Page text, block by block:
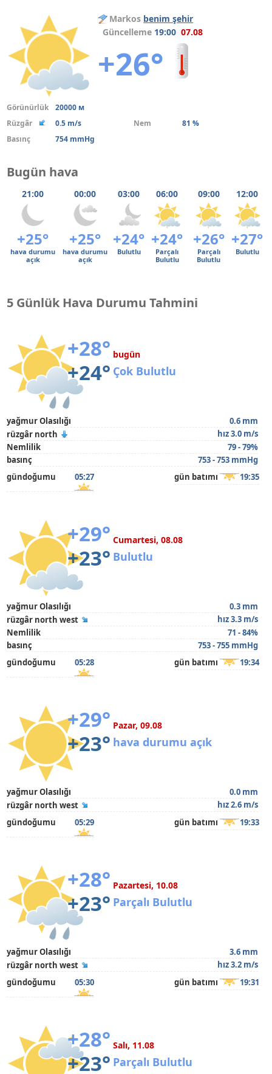
Markos benim şehir
Güncelleme 19:00 07.08
+26°
Görünürlük
20000 м
Rüzgâr
0.5 m/s Nem
81 %
Basınç
754 mmHg
Bugün hava
21:00 00:00 03:00 06:00 09:00 12:00
+25° +25° +24° +24° +26° +27°
hava durumu
açık
hava durumu
açık
Bulutlu
Parçalı
Bulutlu
Parçalı
Bulutlu
Bulutlu
5 Günlük Hava Durumu Tahmini
+28°
+24°
bugün
Çok Bulutlu
yağmur Olasılığı
0.6 mm
rüzgâr north
hız 3.0 m/s
Nemlilik
79 - 79%
basınç
753 - 753 mmHg
gündoğumu
05:27 gün batımı 19:35
+29°
+23°
Cumartesi, 08.08
Bulutlu
yağmur Olasılığı
0.3 mm
rüzgâr north west
hız 3.3 m/s
Nemlilik
71 - 84%
basınç
753 - 755 mmHg
gündoğumu
05:28 gün batımı 19:34
+29°
+23°
Pazar, 09.08
hava durumu açık
yağmur Olasılığı
0.0 mm
rüzgâr north west
hız 2.6 m/s
gündoğumu
05:29 gün batımı 19:33
+28°
+23°
Pazartesi, 10.08
Parçalı Bulutlu
yağmur Olasılığı
3.6 mm
rüzgâr north west
hız 3.2 m/s
gündoğumu
05:30 gün batımı 19:31
+28°
+23°
Salı, 11.08
Parçalı Bulutlu